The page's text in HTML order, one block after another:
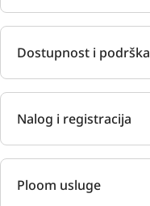
Dostupnost i podrška
Nalog i registracija
Ploom usluge